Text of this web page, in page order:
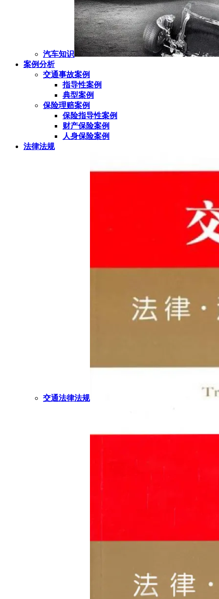
汽车知识
案例分析
交通事故案例
指导性案例
典型案例
保险理赔案例
保险指导性案例
财产保险案例
人身保险案例
法律法规
交通法律法规